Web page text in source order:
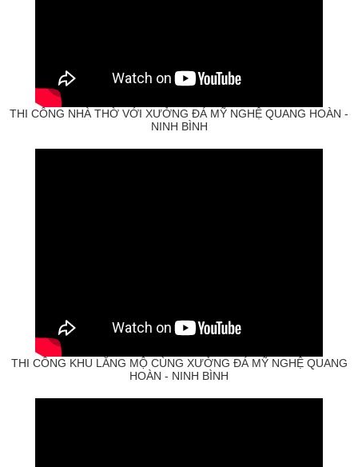
THI CÔNG NHÀ THỜ VỚI XƯỞNG ĐÁ MỸ NGHỆ QUANG HOÀN -
NINH BÌNH
THI CÔNG KHU LĂNG MỘ CÙNG XƯỞNG ĐÁ MỸ NGHỆ QUANG
HOÀN - NINH BÌNH